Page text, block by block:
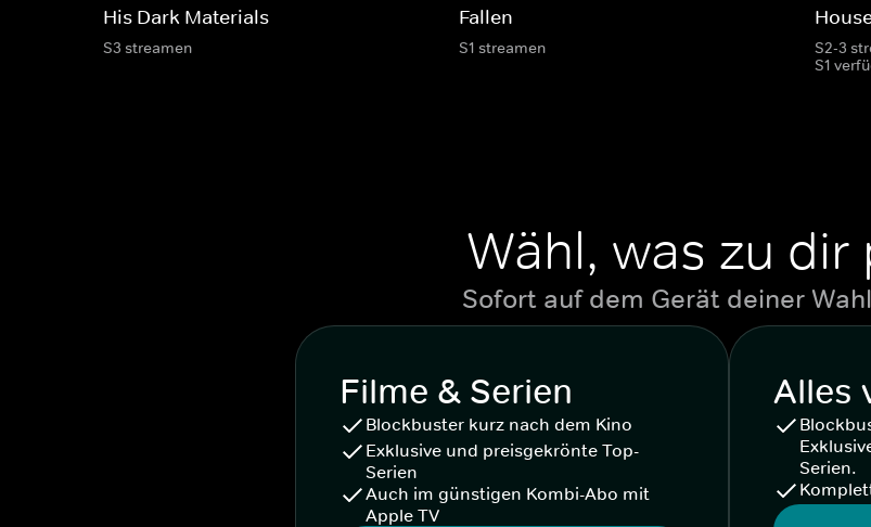
His Dark Materials
S3 streamen
Fallen
S1 streamen
S2-3
S1
Wähl, was zu dir
Sofort auf dem Gerät deiner
Filme & Serien
Blockbuster kurz nach dem Kino
Exklusive und preisgekrönte Top-
Serien
Auch im günstigen Kombi-Abo mit
Apple TV
Alles
Serien.